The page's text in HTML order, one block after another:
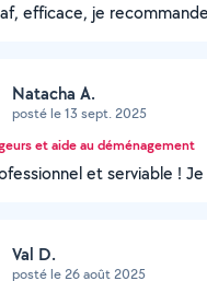
efficace, je recommande
Natacha A.
posté le 13 sept. 2025
et aide au déménagement
et serviable !
Val D.
posté le 26 août 2025